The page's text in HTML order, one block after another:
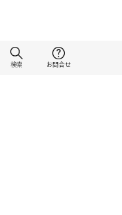
検索 お問合せ